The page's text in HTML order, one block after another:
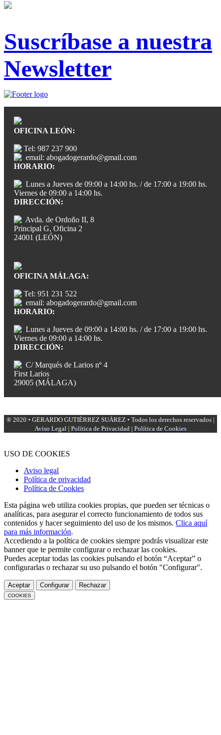
Suscríbase a nuestra
Newsletter
OFICINA LEÓN:
Tel: 987 237 900
email: abogadogerardo@gmail.com
HORARIO:
Lunes a Jueves de 09:00 a 14:00 hs. / de 17:00 a 19:00 hs.
Viernes de 09:00 a 14:00 hs.
DIRECCIÓN:
Avda. de Ordoño II, 8
Principal G, Oficina 2
24001 (LEÓN)
OFICINA MÁLAGA:
Tel: 951 231 522
email: abogadogerardo@gmail.com
HORARIO:
Lunes a Jueves de 09:00 a 14:00 hs. / de 17:00 a 19:00 hs.
Viernes de 09:00 a 14:00 hs.
DIRECCIÓN:
C/ Marqués de Larios nº 4
First Larios
29005 (MÁLAGA)
® 2020 • GERARDO GUTIÉRREZ SUÁREZ • Todos los derechos reservados |
Aviso Legal | Política de Privacidad | Política de Cookies
USO DE COOKIES
Aviso legal
Política de privacidad
Política de Cookies
Esta página web utiliza cookies propias, que pueden ser técnicas o
analíticas, para asegurar el correcto funcionamiento de todos sus
contenidos y hacer seguimiento del uso de los mismos. Clica aquí
para más información.
Accediendo a la política de cookies siempre podrás visualizar este
banner que te permite configurar o rechazar las cookies.
Puedes aceptar todas las cookies pulsando el botón “Aceptar” o
configurarlas o rechazar su uso pulsando el botón "Configurar".
Aceptar Configurar Rechazar
COOKIES